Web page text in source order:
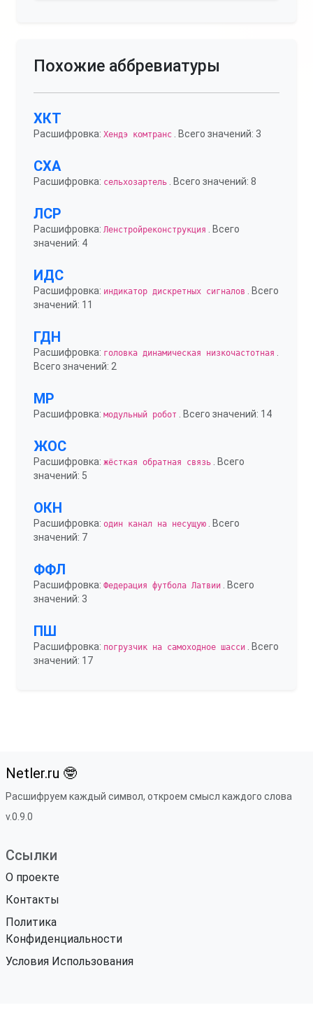
Похожие аббревиатуры
ХКТ
Расшифровка: Хендэ комтранс . Всего значений: 3
СХА
Расшифровка: сельхозартель . Всего значений: 8
ЛСР
Расшифровка: Ленстройреконструкция
. Всего
значений: 4
ИДС
Расшифровка: индикатор дискретных сигналов
. Всего
значений: 11
ГДН
Расшифровка: головка динамическая низкочастотная
Всего значений: 2
МР
Расшифровка: модульный робот . Всего значений: 14
ЖОС
Расшифровка: жёсткая обратная связь . Всего
значений: 5
ОКН
Расшифровка: один канал на несущую . Всего
значений: 7
ФФЛ
Расшифровка: Федерация футбола Латвии . Всего
значений: 3
ПШ
Расшифровка: погрузчик на самоходное шасси . Всего
значений: 17
Netler.ru 🤓
Расшифруем каждый символ, откроем смысл каждого слова
v.0.9.0
Ссылки
О проекте
Контакты
Политика
Конфиденциальности
Условия Использования